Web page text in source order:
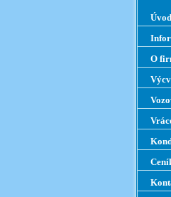
Úvod
O